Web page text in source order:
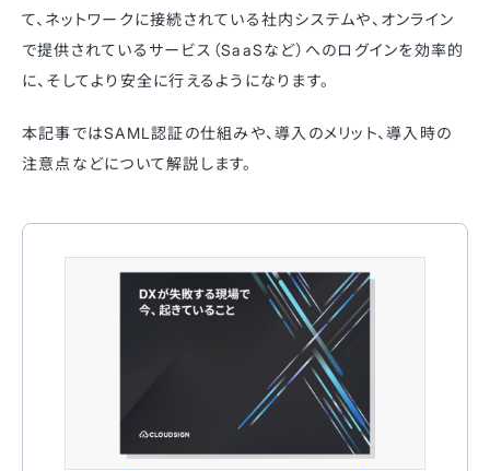
て、ネットワークに接続されている社内システムや、オンライン
で提供されているサービス（SaaSなど）へのログインを効率的
に、そしてより安全に行えるようになります。
本記事ではSAML認証の仕組みや、導入のメリット、導入時の
注意点などについて解説します。